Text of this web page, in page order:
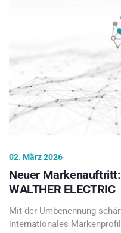
02. März 2026
Neuer Markenauftritt:
WALTHER ELECTRIC
Mit der Umbenennung
internationales Markenprofil